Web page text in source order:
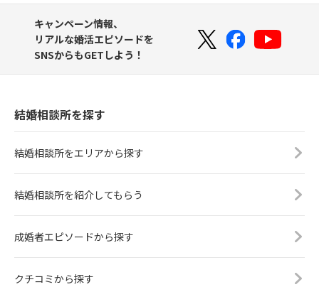
キャンペーン情報、
リアルな婚活エピソードを
SNSからもGETしよう！
結婚相談所を探す
結婚相談所をエリアから探す
結婚相談所を紹介してもらう
成婚者エピソードから探す
クチコミから探す